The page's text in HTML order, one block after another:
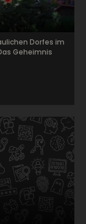
Dorfes im
Geheimnis